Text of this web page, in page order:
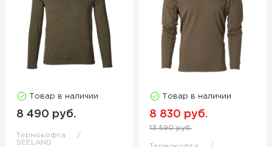
Товар в наличии
8 490 руб.
Термокофта
SEELAND
Товар в наличии
8 830 руб.
13 590 руб.